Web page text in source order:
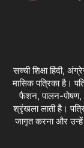
सच्ची शिक्षा हिंदी,
मासिक पत्रिका है।
फैशन, पालन-पोषण,
श्रृंखला लाती है।
जागृत करना और